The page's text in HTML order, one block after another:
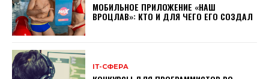
МОБИЛЬНОЕ ПРИЛОЖЕНИЕ «НАШ
ВРОЦЛАВ»: КТО И ДЛЯ ЧЕГО ЕГО СОЗДАЛ
ІТ-СФЕРА